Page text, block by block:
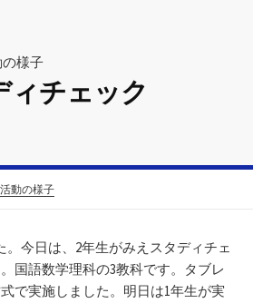
の様子
ィチェック
動の様子
。今日は、2年生がみえスタディチェ
国語数学理科の3教科です。タブレ
で実施しました。明日は1年生が実